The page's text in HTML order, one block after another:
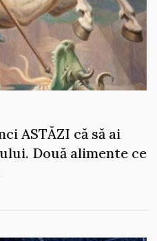
ASTĂZI că să ai
Două alimente ce